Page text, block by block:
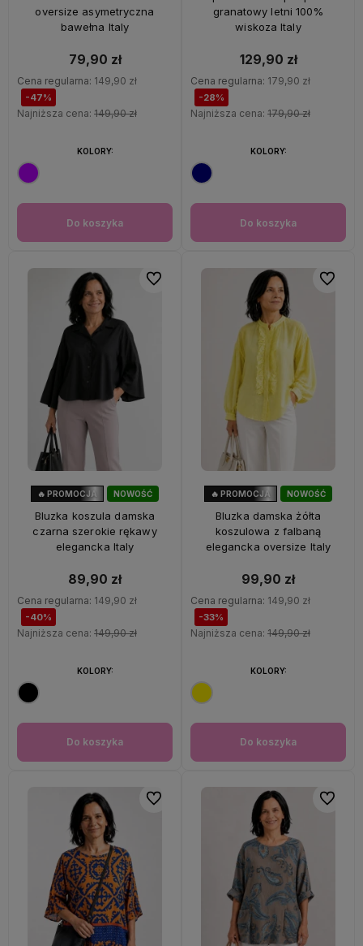
oversize asymetryczna
bawełna Italy
79,90 zł
Cena regularna: 149,90 zł
-47%
Najniższa cena: 149,90 zł
Do koszyka
KOLORY:
granatowy letni 100%
wiskoza Italy
129,90 zł
Cena regularna: 179,90 zł
-28%
Najniższa cena: 179,90 zł
Do koszyka
KOLORY:
NOWOŚĆ
🔥 PROMOCJA
Bluzka koszula damska
czarna szerokie rękawy
elegancka Italy
89,90 zł
Cena regularna: 149,90 zł
-40%
Najniższa cena: 149,90 zł
Do koszyka
KOLORY:
Do ulubionych
NOWOŚĆ
OKAZJA
🔥 PROMOCJA
Bluzka damska żółta
koszulowa z falbaną
elegancka oversize Italy
99,90 zł
Cena regularna: 149,90 zł
-33%
Najniższa cena: 149,90 zł
Do koszyka
KOLORY:
Do
Do ulubionych Do